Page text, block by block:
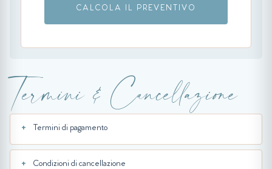
CALCOLA IL PREVENTIVO
Termini & Cancellazione
Termini di pagamento
Condizioni di cancellazione